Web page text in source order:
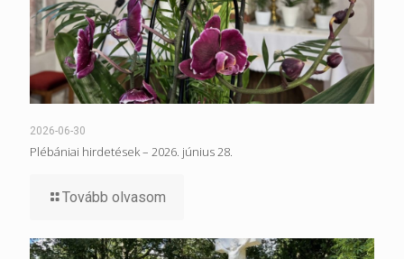
2026-06-30
Plébániai hirdetések – 2026. június 28.
Tovább olvasom